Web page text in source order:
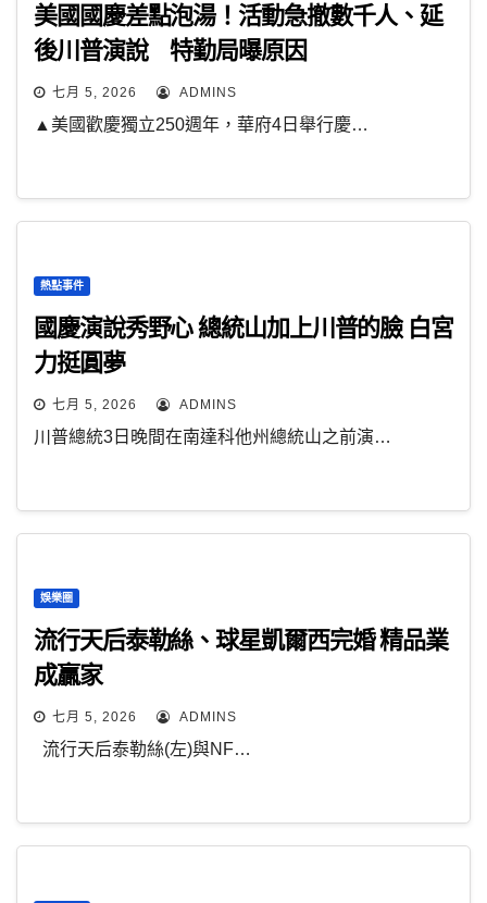
美國國慶差點泡湯！活動急撤數千人、延
後川普演說 特勤局曝原因
七月 5, 2026 ADMINS
▲美國歡慶獨立250週年，華府4日舉行慶…
熱點事件
國慶演說秀野心 總統山加上川普的臉 白宮
力挺圓夢
七月 5, 2026 ADMINS
川普總統3日晚間在南達科他州總統山之前演…
娛樂圈
流行天后泰勒絲、球星凱爾西完婚 精品業
成贏家
七月 5, 2026 ADMINS
流行天后泰勒絲(左)與NF…